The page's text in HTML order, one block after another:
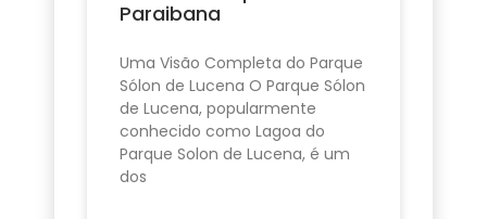
Paraibana
Uma Visão Completa do Parque
Sólon de Lucena O Parque Sólon
de Lucena, popularmente
conhecido como Lagoa do
Parque Solon de Lucena, é um
dos